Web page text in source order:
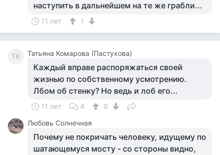
наступить в дальнейшем на те же грабли...
11 лет 1
ТК Татьяна Комарова (Пастухова)
Каждый вправе распоряжаться своей
жизнью по собственному усмотрению.
Лбом об стенку? Но ведь и лоб его...
11 лет 4
0
Любовь Солнечная
Почему не покричать человеку, идущему по
шатающемуся мосту - со стороны видно,